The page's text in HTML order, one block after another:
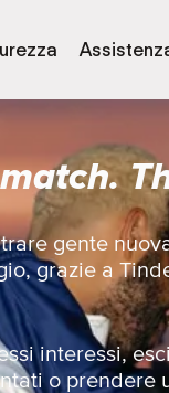
gente
grazie a
interessi,
o prendere